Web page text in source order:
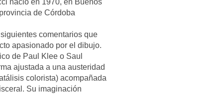
nació en 1970, en Buenos
de Córdoba
comentarios que
apasionado por el dibujo.
de Paul Klee o Saul
ajustada a una austeridad
colorista) acompañada
Su imaginación